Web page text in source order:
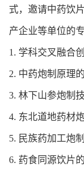
式，邀请中药饮
产企业等单位的
1. 学科交叉融合
2. 中药炮制原理
3. 林下山参炮制
4. 东北道地药材
5. 民族药加工炮
6. 药食同源饮片